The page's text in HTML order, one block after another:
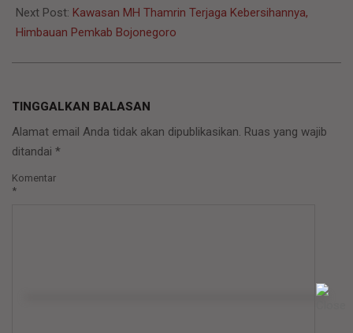
Next Post: Kawasan MH Thamrin Terjaga Kebersihannya,
Himbauan Pemkab Bojonegoro
TINGGALKAN BALASAN
Alamat email Anda tidak akan dipublikasikan. Ruas yang wajib
ditandai *
Komentar
*